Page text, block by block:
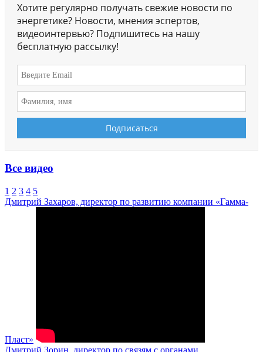
Хотите регулярно получать свежие новости по
энергетике? Новости, мнения эспертов,
видеоинтервью? Подпишитесь на нашу
бесплатную рассылку!
Все видео
1 2 3 4 5
Дмитрий Захаров, директор по развитию компании «Гамма-
Пласт»
Дмитрий Зорин, директор по связям с органами